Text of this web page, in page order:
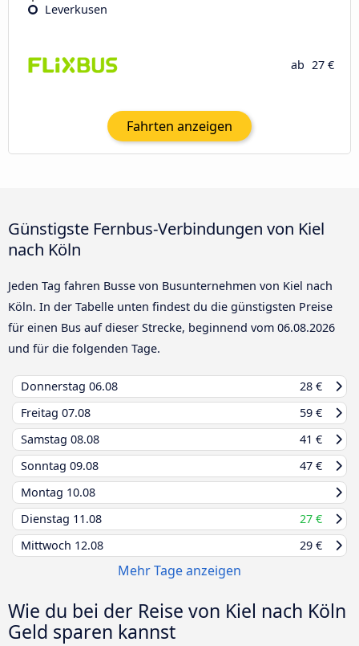
Leverkusen
ab 27 €
Fahrten anzeigen
Günstigste Fernbus-Verbindungen von Kiel
nach Köln
Jeden Tag fahren Busse von Busunternehmen von Kiel nach
Köln. In der Tabelle unten findest du die günstigsten Preise
für einen Bus auf dieser Strecke, beginnend vom 06.08.2026
und für die folgenden Tage.
Donnerstag 06.08
28 €
Freitag 07.08
59 €
Samstag 08.08
41 €
Sonntag 09.08
47 €
Montag 10.08
Dienstag 11.08
27 €
Mittwoch 12.08 29 €
Mehr Tage anzeigen
Wie du bei der Reise von Kiel nach Köln
Geld sparen kannst